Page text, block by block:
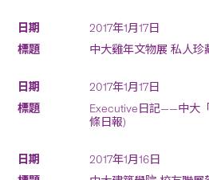
2017年1月17日
中大雞年文物展 私人珍
2017年1月17日
Executive日記——中大
條日報)
2017年1月16日